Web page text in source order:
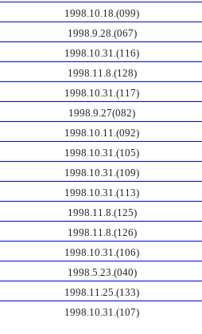
1998.10.18.(099)
1998.9.28.(067)
1998.10.31.(116)
1998.11.8.(128)
1998.10.31.(117)
1998.9.27(082)
1998.10.11.(092)
1998.10.31.(105)
1998.10.31.(109)
1998.10.31.(113)
1998.11.8.(125)
1998.11.8.(126)
1998.10.31.(106)
1998.5.23.(040)
1998.11.25.(133)
1998.10.31.(107)